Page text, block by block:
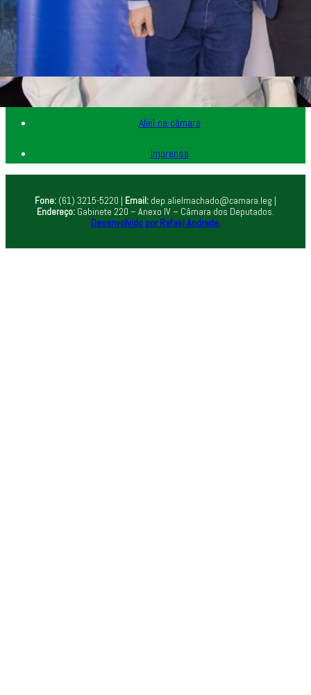
Minha história
Aliel na sua cidade
Aliel na câmara
Imprensa
Fone: (61) 3215-5220 | Email: dep.alielmachado@camara.leg |
Endereço: Gabinete 220 – Anexo IV – Câmara dos Deputados.
Desenvolvido por Rafael Andrade.